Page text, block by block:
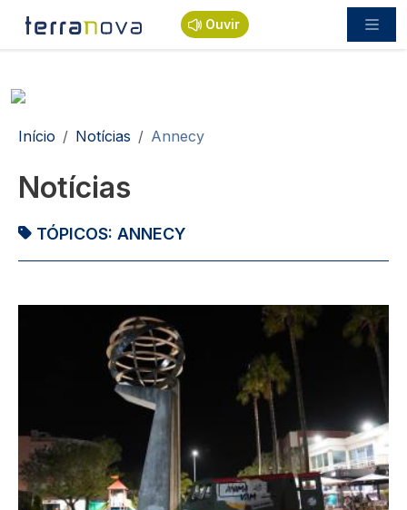
Passar para o conteúdo principal
Ouvir
Navegação estrutural
Início Notícias Annecy
Notícias
TÓPICOS: ANNECY